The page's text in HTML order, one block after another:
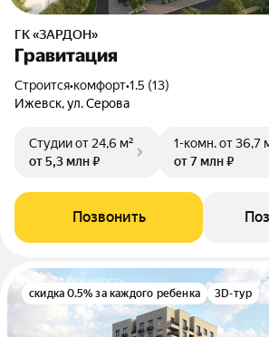
ГК «ЗАРДОН»
Гравитация
Строится•комфорт•1.5 (13)
Ижевск, ул. Серова
Студииот 24,6 м²
от 5,3 млн ₽
1-комн.от 36,7
от 7 млн ₽
Позвонить
скидка 0.5% за каждого ребенка 3D-тур